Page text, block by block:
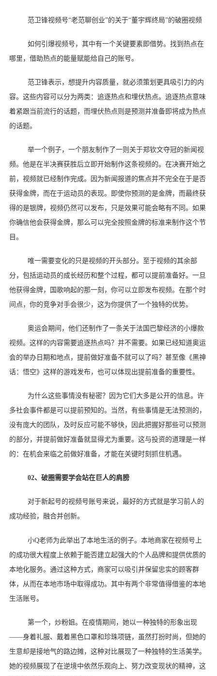
范卫锋视频号“老范聊创业”的关于“董宇辉终局”的破圈视频
如何引爆视频号，其中有一个关键要素即借势。找到热点在
哪里，借助热点的能量赋能给自己的账号。
范卫锋表示，想提升内容质量，就必须策划更具吸引力的内
容。这些内容可以分为两类：追逐热点和埋伏热点。追逐热点意味
着紧跟当前流行的话题，而埋伏热点则是预测并准备即将成为热点
的话题。
举一个例子，一个朋友制作了一则关于郑钦文夺冠的新闻视
频。他是在半决赛获胜后立即开始制作这条视频的。在决赛开始之
前，视频就已经制作完成。因为新闻报道的焦点并不完全在于是否
获得金牌，而在于运动员的表现。即使你预测的是金牌，而最终获
得的是银牌，视频仍然可以发布，只是效果可能会略有不同。如果
你确信他会获得金牌，那么可以完全按照金牌的标准来制作这个节
目。
唯一需要变化的只是视频的开头部分。至于视频的其余部
分，包括运动员的成长经历和整个过程，都可以提前准备好。一旦
他获得金牌，国歌响起的那一刻，你可以立即发布视频。在那个时
间点，你的竞争对手会很少，这为你提供了一个独特的优势。
奥运会期间，他们还制作了一条关于法国巴黎经济的小爆款
视频。这样的内容需要追逐热点吗？并不需要。如果已经知道奥运
会的举办日期和地点，提前做好准备不就可以了吗？甚至像《黑神
话：悟空》这样的游戏发布，也可以体现出提前准备的重要性。
为什么这些事情没有秘密？因为它们大多是公开的信息。许
多社会事件都是可以提前预知的。当然，有些事情是无法预测的，
没有庞大的团队，及时反应可能不够快，因此把握好那些可以预测
的部分，并提前做好准备就显得尤为重要。这与投资的道理是一样
的：在机会来临之前做好准备，才能在关键时刻抓住机遇。
02、破圈需要学会站在巨人的肩膀
对于新起号的视频号账号来说，最好的方式就是学习前人的
成功经验，融合并创新。
小Q老师为此举出了本地生活的例子。本地商家在视频号上
的成功很大程度上依赖于能否建立起强大的个人品牌和提供优质的
本地化服务。通过这种方式，商家可以吸引并保留忠实的顾客群
体，从而在本地市场中取得成功。其中有两个非常值得借鉴的本地
生活账号。
第一个，炒粉姐。在疫情期间，她以一种独特的形象出现
——身着礼服、戴着黑色口罩和珍珠项链，虽然打扮时尚，但她的
生意却是接地气的路边摊，这种对比展现了一种独特的生活美学。
她的视频展现了在逆境中依然乐观向上、努力改变现状的精神，这